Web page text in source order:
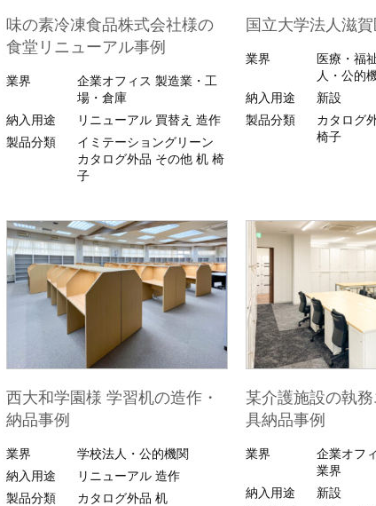
味の素冷凍食品株式会社様の
食堂リニューアル事例
業界 企業オフィス 製造業・工
場・倉庫
納入用途
リニューアル 買替え 造作
製品分類
イミテーショングリーン
カタログ外品 その他 机 椅
子
国立大学法人滋
業界 医療・福
人・公的
納入用途
新設
製品分類
カタログ
椅子
西大和学園様 学習机の造作・
納品事例
業界
学校法人・公的機関
納入用途
リニューアル 造作
製品分類
カタログ外品 机
某介護施設の執
具納品事例
業界 企業オフ
業界
納入用途
新設